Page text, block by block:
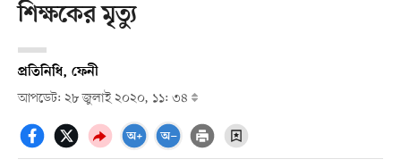
শিক্ষকের মৃত্যু
প্রতিনিধি, ফেনী
আপডেট: ২৮ জুলাই ২০২০, ১১: ৩৪